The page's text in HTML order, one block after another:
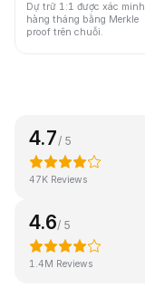
Dự trữ 1:1 được xác minh
hàng tháng bằng Merkle
proof trên chuỗi.
4.7/ 5
47K Reviews
4.6/ 5
1.4M Reviews